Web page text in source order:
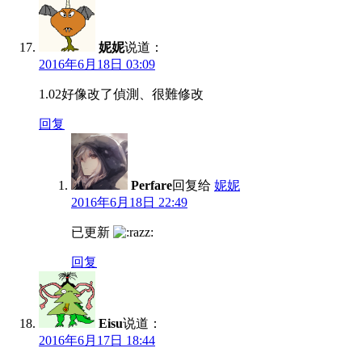
妮妮说道：
2016年6月18日 03:09
1.02好像改了偵測、很難修改
回复
Perfare回复给 妮妮
2016年6月18日 22:49
已更新
回复
Eisu说道：
2016年6月17日 18:44